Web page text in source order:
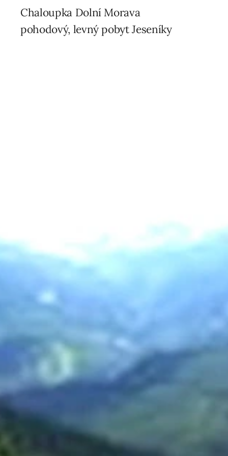
Chaloupka Dolní Morava
pohodový, levný pobyt Jeseníky